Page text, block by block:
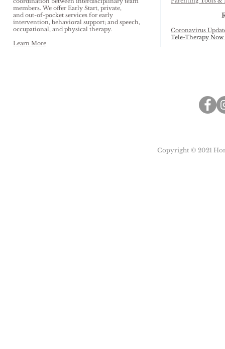
members. We offer Early Start, private,
and out-of-pocket services for early
intervention, behavioral support; and speech,
occupational, and physical therapy.
Learn More
Coronavirus
Tele-Therapy Now
Copyright © 2021